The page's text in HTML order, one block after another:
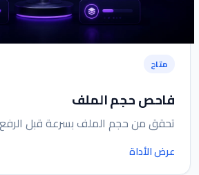
متاح
فاحص حجم الملف
تحقق من حجم الملف بسرعة قبل الرفع
عرض الأداة